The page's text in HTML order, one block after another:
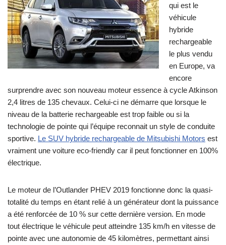
qui est le
véhicule
hybride
rechargeable
le plus vendu
en Europe, va
encore
surprendre avec son nouveau moteur essence à cycle Atkinson
2,4 litres de 135 chevaux. Celui-ci ne démarre que lorsque le
niveau de la batterie rechargeable est trop faible ou si la
technologie de pointe qui l’équipe reconnait un style de conduite
sportive. Le SUV hybride rechargeable de Mitsubishi Motors est
vraiment une voiture eco-friendly car il peut fonctionner en 100%
électrique.
Le moteur de l’Outlander PHEV 2019 fonctionne donc la quasi-
totalité du temps en étant relié à un générateur dont la puissance
a été renforcée de 10 % sur cette dernière version. En mode
tout électrique le véhicule peut atteindre 135 km/h en vitesse de
pointe avec une autonomie de 45 kilomètres, permettant ainsi